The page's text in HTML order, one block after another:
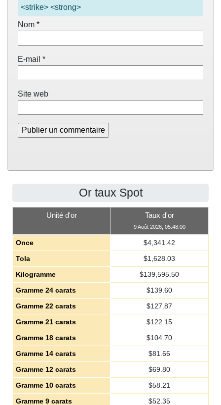
<strike> <strong>
Nom *
E-mail *
Site web
Or taux Spot
Unité d'or Taux d'or
9 Août 2026, 05:48:00
Once $4,341.42
Tola
$1,628.03
Kilogramme
$139,595.50
Gramme 24 carats
$139.60
Gramme 22 carats
$127.87
Gramme 21 carats
$122.15
Gramme 18 carats
$104.70
Gramme 14 carats
$81.66
Gramme 12 carats
$69.80
Gramme 10 carats
$58.21
Gramme 9 carats
$52.35